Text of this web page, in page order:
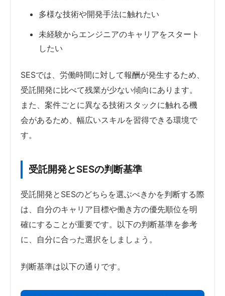
多様な技術や開発手法に触れたい
未経験からエンジニアのキャリアをスタート
したい
SESでは、労働時間に対して報酬が発生するため、
受託開発に比べて残業が少ない傾向にあります。
また、案件ごとに異なる技術スタックに触れる機
会があるため、幅広いスキルを習得できる環境で
す。
受託開発とSESの判断基準
受託開発とSESのどちらを選ぶべきかを判断する際
は、自分のキャリア目標や働き方の優先順位を明
確にすることが重要です。以下の判断基準を参考
に、自分に合った選択をしましょう。
判断基準は以下の通りです。